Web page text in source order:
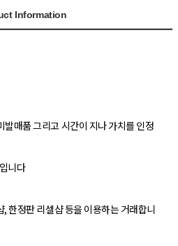
Information
매품 그리고 시간이 지나 가치를 인정
니다
한정판 리셀샵 등을 이용하는 거래합니